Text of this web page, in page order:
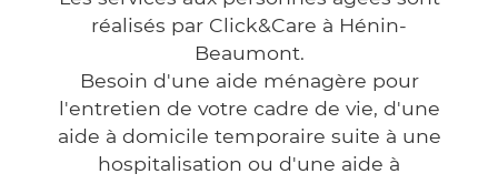
réalisés par Click&Care à Hénin-
Beaumont.
Besoin d'une aide ménagère pour
l'entretien de votre cadre de vie, d'une
aide à domicile temporaire suite à une
hospitalisation ou d'une aide à